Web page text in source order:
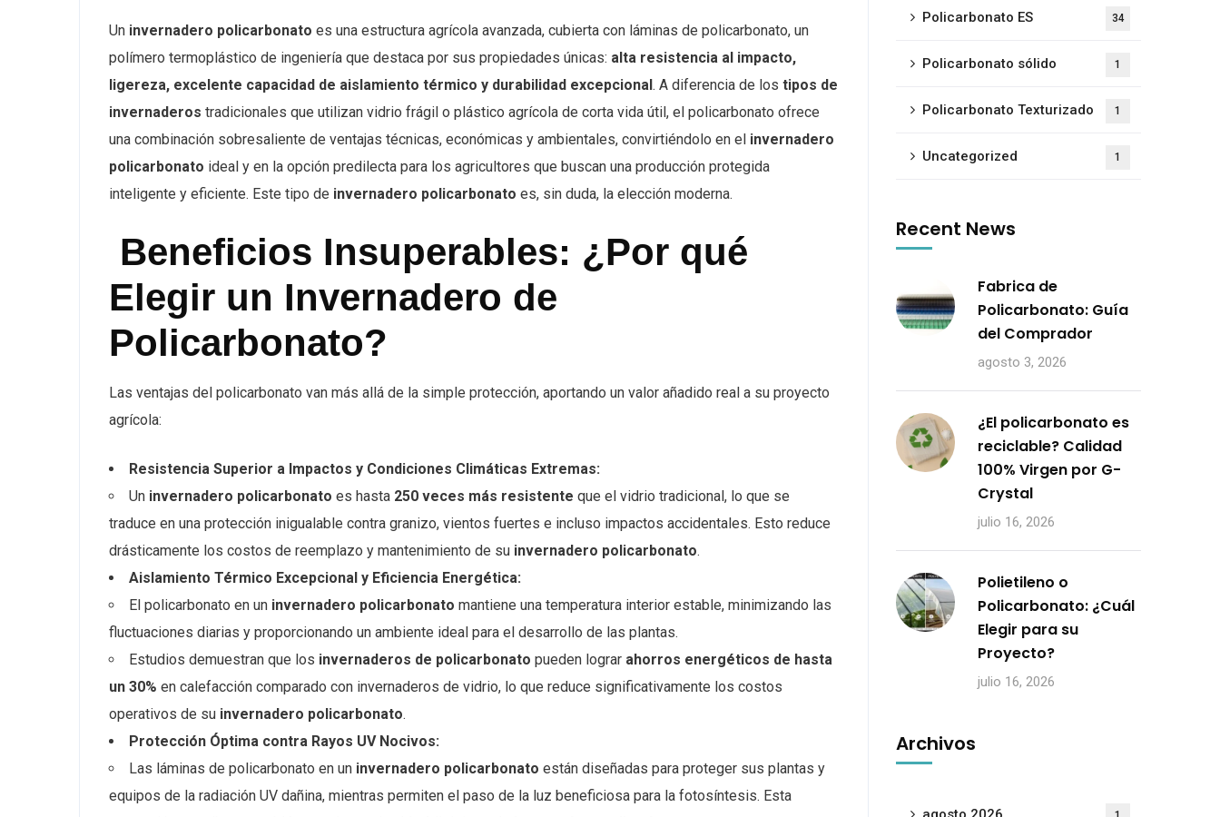
Un invernadero policarbonato es una estructura agrícola avanzada, cubierta con láminas de policarbonato, un
polímero termoplástico de ingeniería que destaca por sus propiedades únicas: alta resistencia al impacto,
ligereza, excelente capacidad de aislamiento térmico y durabilidad excepcional. A diferencia de los tipos de
invernaderos tradicionales que utilizan vidrio frágil o plástico agrícola de corta vida útil, el policarbonato ofrece
una combinación sobresaliente de ventajas técnicas, económicas y ambientales, convirtiéndolo en el invernadero
policarbonato ideal y en la opción predilecta para los agricultores que buscan una producción protegida
inteligente y eficiente. Este tipo de invernadero policarbonato es, sin duda, la elección moderna.
Beneficios Insuperables: ¿Por qué
Elegir un Invernadero de
Policarbonato?
Las ventajas del policarbonato van más allá de la simple protección, aportando un valor añadido real a su proyecto
agrícola:
Resistencia Superior a Impactos y Condiciones Climáticas Extremas:
Un invernadero policarbonato es hasta 250 veces más resistente que el vidrio tradicional, lo que se
traduce en una protección inigualable contra granizo, vientos fuertes e incluso impactos accidentales. Esto reduce
drásticamente los costos de reemplazo y mantenimiento de su invernadero policarbonato.
Aislamiento Térmico Excepcional y Eficiencia Energética:
El policarbonato en un invernadero policarbonato mantiene una temperatura interior estable, minimizando las
fluctuaciones diarias y proporcionando un ambiente ideal para el desarrollo de las plantas.
Estudios demuestran que los invernaderos de policarbonato pueden lograr ahorros energéticos de hasta
un 30% en calefacción comparado con invernaderos de vidrio, lo que reduce significativamente los costos
operativos de su invernadero policarbonato.
Protección Óptima contra Rayos UV Nocivos:
Las láminas de policarbonato en un invernadero policarbonato están diseñadas para proteger sus plantas y
equipos de la radiación UV dañina, mientras permiten el paso de la luz beneficiosa para la fotosíntesis. Esta
Policarbonato ES 34
Policarbonato sólido 1
Policarbonato Texturizado 1
Uncategorized 1
Recent News
Fabrica de
Policarbonato: Guía
del Comprador
agosto 3, 2026
¿El policarbonato es
reciclable? Calidad
100% Virgen por G-
Crystal
julio 16, 2026
Polietileno o
Policarbonato: ¿Cuál
Elegir para su
Proyecto?
julio 16, 2026
Archivos